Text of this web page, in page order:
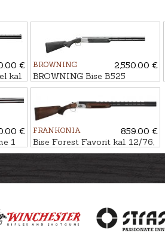
€
kal.
BROWNING
2,550.00 €
BROWNING Bise B525
Composite kal. 12/76, 76cm
€
1
FRANKONIA
859.00 €
Bise Forest Favorit kal. 12/76,
71cm